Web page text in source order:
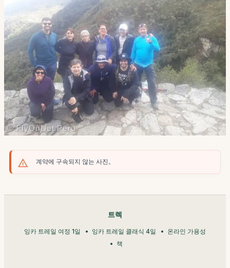
계약에 구속되지 않는 사진。
트렉
잉카 트레일 여정 1일 잉카 트레일 클래식 4일
온라인 가용성
책